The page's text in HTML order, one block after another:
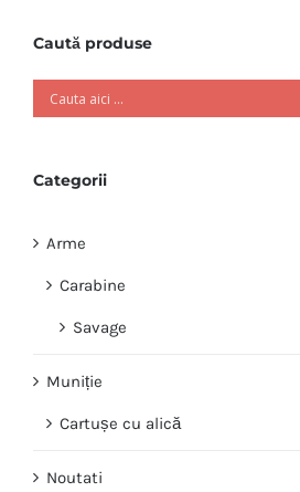
Caută produse
Categorii
Arme
Carabine
Savage
Muniție
Cartușe cu alică
Noutati